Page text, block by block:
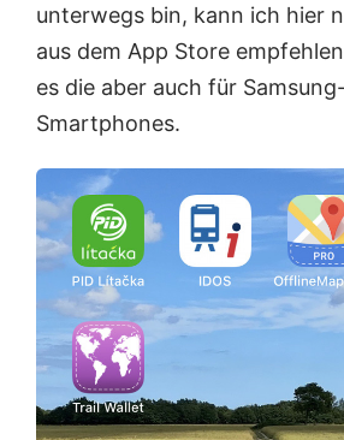
unterwegs bin, kann ich hier
aus dem App Store
es die aber auch für
Smartphones.